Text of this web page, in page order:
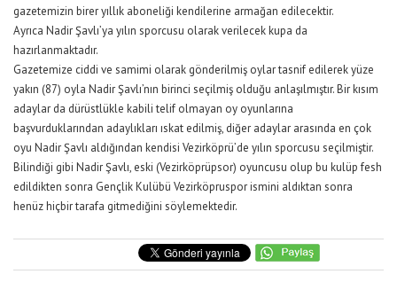
gazetemizin birer yıllık aboneliği kendilerine armağan edilecektir.
Ayrıca Nadir Şavlı’ya yılın sporcusu olarak verilecek kupa da
hazırlanmaktadır.
Gazetemize ciddi ve samimi olarak gönderilmiş oylar tasnif edilerek yüze
yakın (87) oyla Nadir Şavlı’nın birinci seçilmiş olduğu anlaşılmıştır. Bir kısım
adaylar da dürüstlükle kabili telif olmayan oy oyunlarına
başvurduklarından adaylıkları ıskat edilmiş, diğer adaylar arasında en çok
oyu Nadir Şavlı aldığından kendisi Vezirköprü’de yılın sporcusu seçilmiştir.
Bilindiği gibi Nadir Şavlı, eski (Vezirköprüpsor) oyuncusu olup bu kulüp fesh
edildikten sonra Gençlik Kulübü Vezirköpruspor ismini aldıktan sonra
henüz hiçbir tarafa gitmediğini söylemektedir.